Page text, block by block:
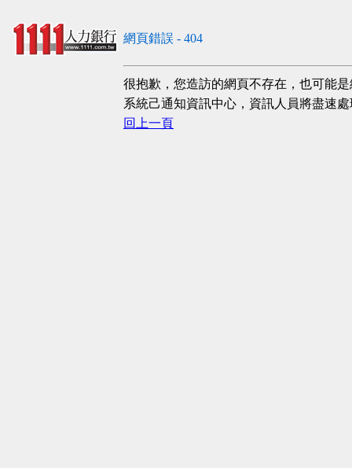
網頁錯誤 - 404
很抱歉，您造訪的網頁不存在，也可能
系統己通知資訊中心，資訊人員將盡速
回上一頁